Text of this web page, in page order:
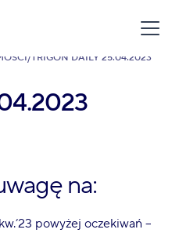
/ TRIGON DAILY 25.04.2023
na:
powyżej oczekiwań –